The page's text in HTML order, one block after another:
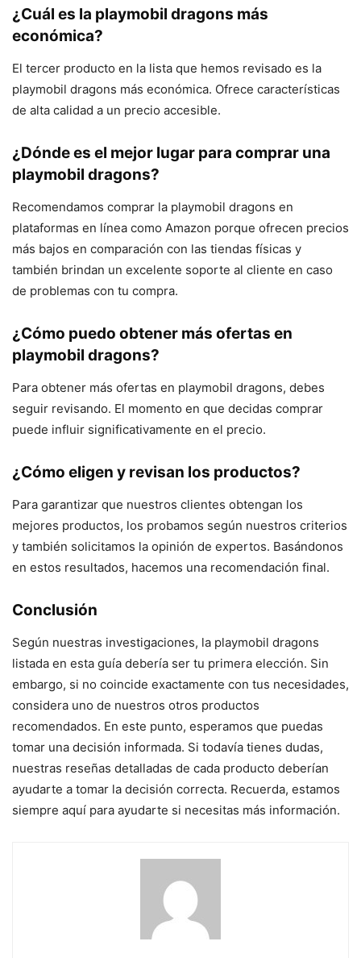
¿Cuál es la playmobil dragons más
económica?
El tercer producto en la lista que hemos revisado es la
playmobil dragons más económica. Ofrece características
de alta calidad a un precio accesible.
¿Dónde es el mejor lugar para comprar una
playmobil dragons?
Recomendamos comprar la playmobil dragons en
plataformas en línea como Amazon porque ofrecen precios
más bajos en comparación con las tiendas físicas y
también brindan un excelente soporte al cliente en caso
de problemas con tu compra.
¿Cómo puedo obtener más ofertas en
playmobil dragons?
Para obtener más ofertas en playmobil dragons, debes
seguir revisando. El momento en que decidas comprar
puede influir significativamente en el precio.
¿Cómo eligen y revisan los productos?
Para garantizar que nuestros clientes obtengan los
mejores productos, los probamos según nuestros criterios
y también solicitamos la opinión de expertos. Basándonos
en estos resultados, hacemos una recomendación final.
Conclusión
Según nuestras investigaciones, la playmobil dragons
listada en esta guía debería ser tu primera elección. Sin
embargo, si no coincide exactamente con tus necesidades,
considera uno de nuestros otros productos
recomendados. En este punto, esperamos que puedas
tomar una decisión informada. Si todavía tienes dudas,
nuestras reseñas detalladas de cada producto deberían
ayudarte a tomar la decisión correcta. Recuerda, estamos
siempre aquí para ayudarte si necesitas más información.